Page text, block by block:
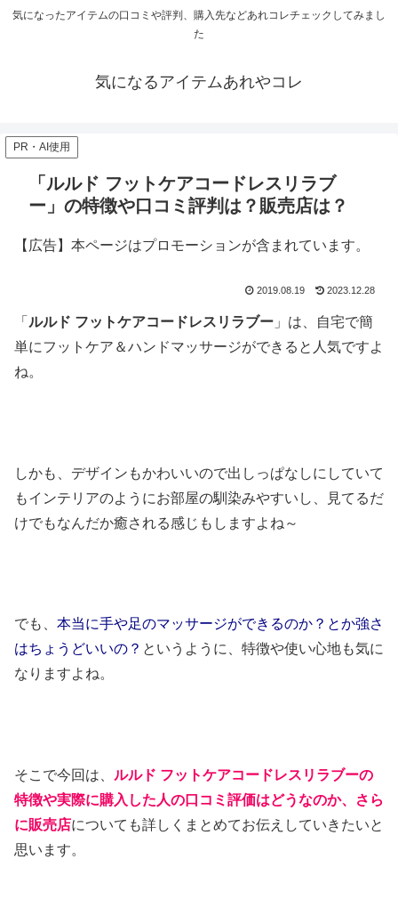
気になったアイテムの口コミや評判、購入先などあれコレチェックしてみまし
た
気になるアイテムあれやコレ
PR・AI使用
「ルルド フットケアコードレスリラブ
ー」の特徴や口コミ評判は？販売店は？
【広告】本ページはプロモーションが含まれています。
2019.08.19 2023.12.28
「 ルルド フットケアコードレスリラブー 」は、自宅で簡
単にフットケア＆ハンドマッサージができると人気ですよ
ね。
しかも、デザインもかわいいので出しっぱなしにしていて
もインテリアのようにお部屋の馴染みやすいし、見てるだ
けでもなんだか癒される感じもしますよね～
でも、 本当に手や足のマッサージができるのか？とか強さ
はちょうどいいの？ というように、特徴や使い心地も気に
なりますよね。
そこで今回は、 ルルド フットケアコードレスリラブーの
特徴や実際に購入した人の口コミ評価はどうなのか、さら
に販売店についても詳しくまとめてお伝えしていきたいと
思います。